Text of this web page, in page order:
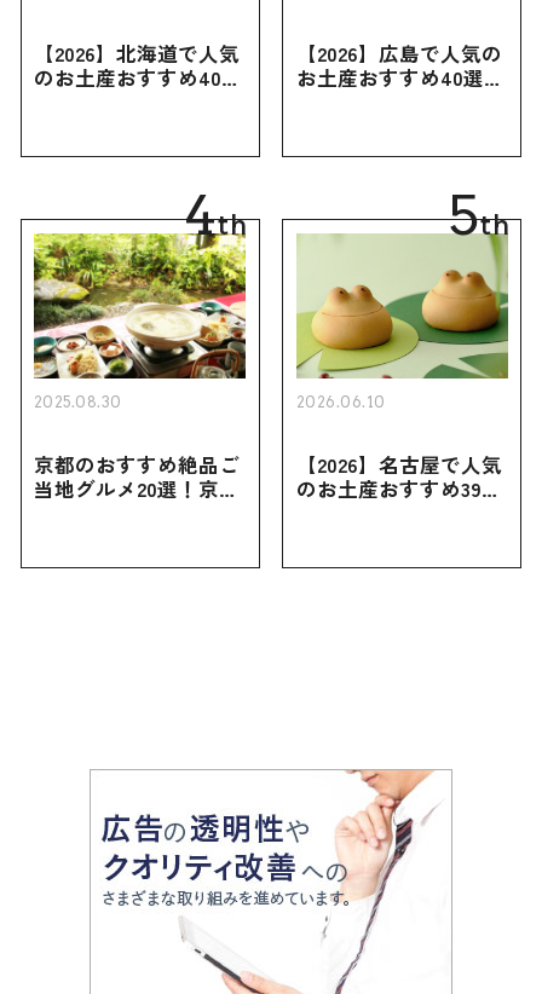
【2026】北海道で人気
のお土産おすすめ40選
買えない限定品、女性
【2026】広島で人気の
お土産おすすめ40選｜
き用、女性向けまで幅
4th
2025.08.30
京都のおすすめ絶品ご
当地グルメ20選！京都
5th
2026.06.10
【2026】名古屋で人気
のお土産おすすめ39選
お土産・ばらまき用ま